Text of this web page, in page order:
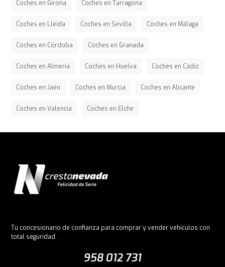
Coches en Girona Coches en Tarragona
Coches en Lleida Coches en Sevilla Coches en Málaga
Coches en Córdoba Coches en Granada
Coches en Almería Coches en Huelva Coches en Cádiz
Coches en Jaén Coches en Murcia Coches en Alicante
Coches en Valencia Coches en Elche
Tu concesionario de confianza para comprar y vender vehículos con
total seguridad.
958 012 731